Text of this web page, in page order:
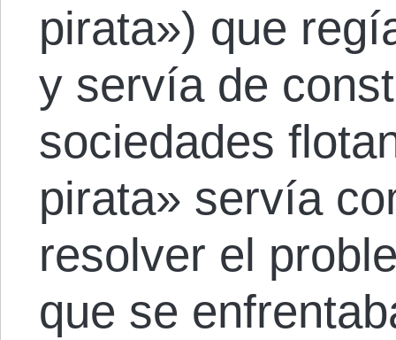
pirata») que
y servía de
sociedades
pirata» servía
resolver el
que se